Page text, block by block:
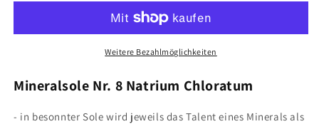
10ml
Nr.8
10ml
Weitere Bezahlmöglichkeiten
Mineralsole Nr. 8 Natrium Chloratum
- in besonnter Sole wird jeweils das Talent eines Minerals als